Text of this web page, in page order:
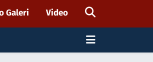
Galeri Video